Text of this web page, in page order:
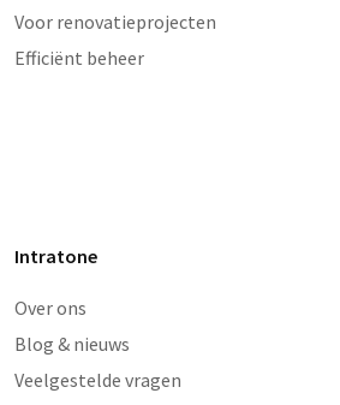
Voor renovatieprojecten
Efficiënt beheer
Intratone
Over ons
Blog & nieuws
Veelgestelde vragen